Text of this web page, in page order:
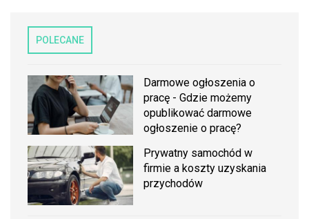
POLECANE
Darmowe ogłoszenia o
pracę - Gdzie możemy
opublikować darmowe
ogłoszenie o pracę?
Prywatny samochód w
firmie a koszty uzyskania
przychodów